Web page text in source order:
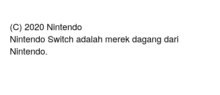
(C) 2020 Nintendo
Nintendo Switch adalah merek dagang dari
Nintendo.